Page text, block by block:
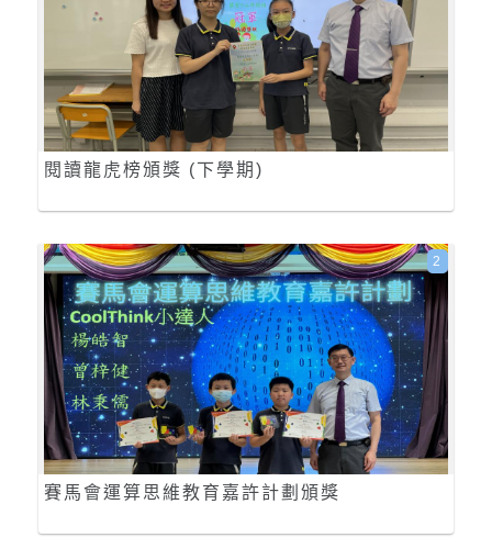
閱讀龍虎榜頒獎 (下學期)
賽馬會運算思維教育嘉許計劃頒獎
2